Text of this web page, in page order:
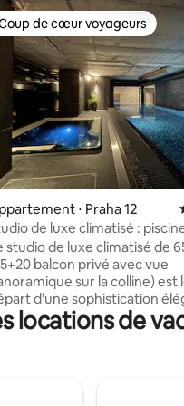
5sur la base de 25
Coup de cœur voyageurs
de cœur voyageurs
⋅ Praha 12
de luxe climatisé :
studio de luxe climatisé de
balcon privé avec vue
sur la colline) est
d'une sophistication
industriel et équipements
projet architectural le plus
locations de